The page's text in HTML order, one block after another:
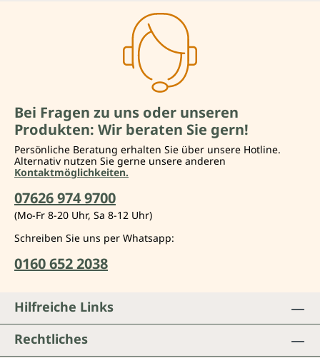
Bei Fragen zu uns oder unseren
Produkten: Wir beraten Sie gern!
Persönliche Beratung erhalten Sie über unsere Hotline.
Alternativ nutzen Sie gerne unsere anderen
Kontaktmöglichkeiten.
07626 974 9700
(Mo-Fr 8-20 Uhr, Sa 8-12 Uhr)
Schreiben Sie uns per Whatsapp:
0160 652 2038
Hilfreiche Links
Rechtliches